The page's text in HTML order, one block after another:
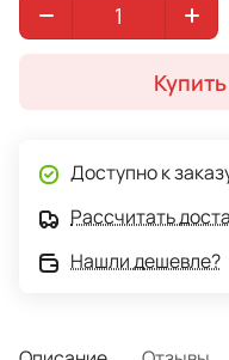
Доступно к
Рассчитать
Нашли дешевле?